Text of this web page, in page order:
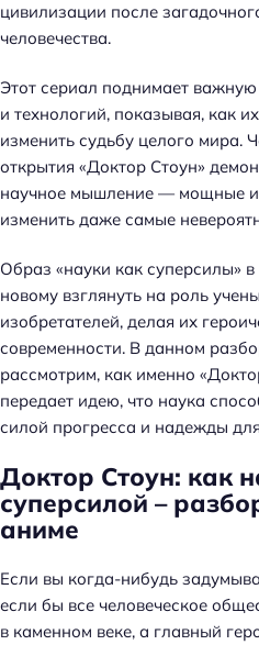
цивилизации после
человечества.
Этот сериал поднимает
и технологий, показывая, как
изменить судьбу целого мира.
открытия «Доктор Стоун»
научное мышление — мощные
изменить даже самые
Образ «науки как суперсилы»
новому взглянуть на роль
изобретателей, делая их
современности. В данном
рассмотрим, как именно
передает идею, что наука
силой прогресса и надежды
Доктор Стоун: как
суперсилой –
аниме
Если вы когда-нибудь
если бы все человеческое
в каменном веке, а главный